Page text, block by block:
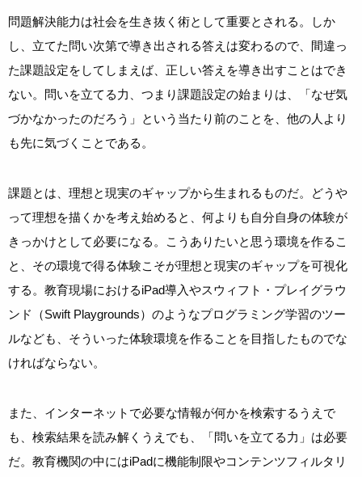
問題解決能力は社会を生き抜く術として重要とされる。しか
し、立てた問い次第で導き出される答えは変わるので、間違っ
た課題設定をしてしまえば、正しい答えを導き出すことはでき
ない。問いを立てる力、つまり課題設定の始まりは、「なぜ気
づかなかったのだろう」という当たり前のことを、他の人より
も先に気づくことである。
課題とは、理想と現実のギャップから生まれるものだ。どうや
って理想を描くかを考え始めると、何よりも自分自身の体験が
きっかけとして必要になる。こうありたいと思う環境を作るこ
と、その環境で得る体験こそが理想と現実のギャップを可視化
する。教育現場におけるiPad導入やスウィフト・プレイグラウ
ンド（Swift Playgrounds）のようなプログラミング学習のツー
ルなども、そういった体験環境を作ることを目指したものでな
ければならない。
また、インターネットで必要な情報が何かを検索するうえで
も、検索結果を読み解くうえでも、「問いを立てる力」は必要
だ。教育機関の中にはiPadに機能制限やコンテンツフィルタリ